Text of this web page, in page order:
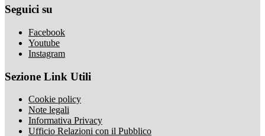
Seguici su
Facebook
Youtube
Instagram
Sezione Link Utili
Cookie policy
Note legali
Informativa Privacy
Ufficio Relazioni con il Pubblico